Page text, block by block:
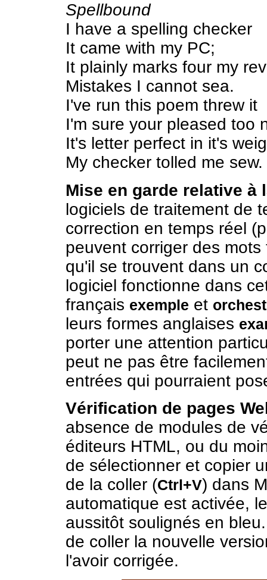
Spellbound
I have a spelling checker
It came with my PC;
It plainly marks four my
Mistakes I cannot sea.
I've run this poem threw it
I'm sure your pleased too
It's letter perfect in it's
My checker tolled me sew.
Mise en garde relative
logiciels de traitement de
correction en temps réel
peuvent corriger des
qu'il se trouvent dans un
logiciel fonctionne dans
français exemple et
leurs formes anglaises
porter une attention
peut ne pas être
entrées qui pourraient
Vérification de pages
absence de modules de
éditeurs HTML, ou du
de sélectionner et copier
de la coller (Ctrl+V) dans
automatique est activée,
aussitôt soulignés en
de coller la nouvelle
l'avoir corrigée.